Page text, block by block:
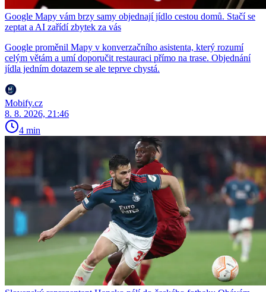
Google Mapy vám brzy samy objednají jídlo cestou domů. Stačí se
zeptat a AI zařídí zbytek za vás
Google proměnil Mapy v konverzačního asistenta, který rozumí
celým větám a umí doporučit restauraci přímo na trase. Objednání
jídla jedním dotazem se ale teprve chystá.
Mobify.cz
8. 8. 2026, 21:46
4 min